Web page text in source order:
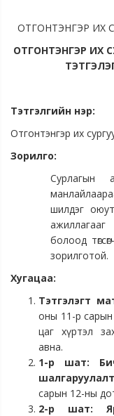
ОТГОНТЭНГЭР ИХ
ОТГОНТЭНГЭР ИХ
Тэтгэлгийн нэр:
Отгонтэнгэр их
Зорилго:
Сурлагын
шилдэг
болоод
зорилготой.
Хугацаа:
Тэтгэлэгт
оны 11-р сарын
цаг хүртэл
авна.
1-р шат:
шалгаруулалт
сарын 12-ны
2-р шат: